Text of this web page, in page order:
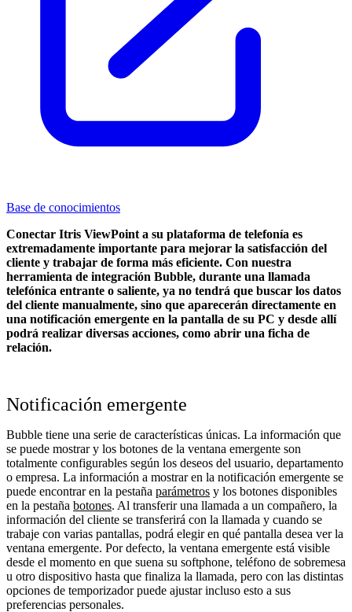
Base de conocimientos
Conectar Itris ViewPoint a su plataforma de telefonía es
extremadamente importante para mejorar la satisfacción del
cliente y trabajar de forma más eficiente. Con nuestra
herramienta de integración Bubble, durante una llamada
telefónica entrante o saliente, ya no tendrá que buscar los datos
del cliente manualmente, sino que aparecerán directamente en
una notificación emergente en la pantalla de su PC y desde allí
podrá realizar diversas acciones, como abrir una ficha de
relación.
Notificación emergente
Bubble tiene una serie de características únicas. La información que
se puede mostrar y los botones de la ventana emergente son
totalmente configurables según los deseos del usuario, departamento
o empresa. La información a mostrar en la notificación emergente se
puede encontrar en la pestaña parámetros y los botones disponibles
en la pestaña botones. Al transferir una llamada a un compañero, la
información del cliente se transferirá con la llamada y cuando se
trabaje con varias pantallas, podrá elegir en qué pantalla desea ver la
ventana emergente. Por defecto, la ventana emergente está visible
desde el momento en que suena su softphone, teléfono de sobremesa
u otro dispositivo hasta que finaliza la llamada, pero con las distintas
opciones de temporizador puede ajustar incluso esto a sus
preferencias personales.